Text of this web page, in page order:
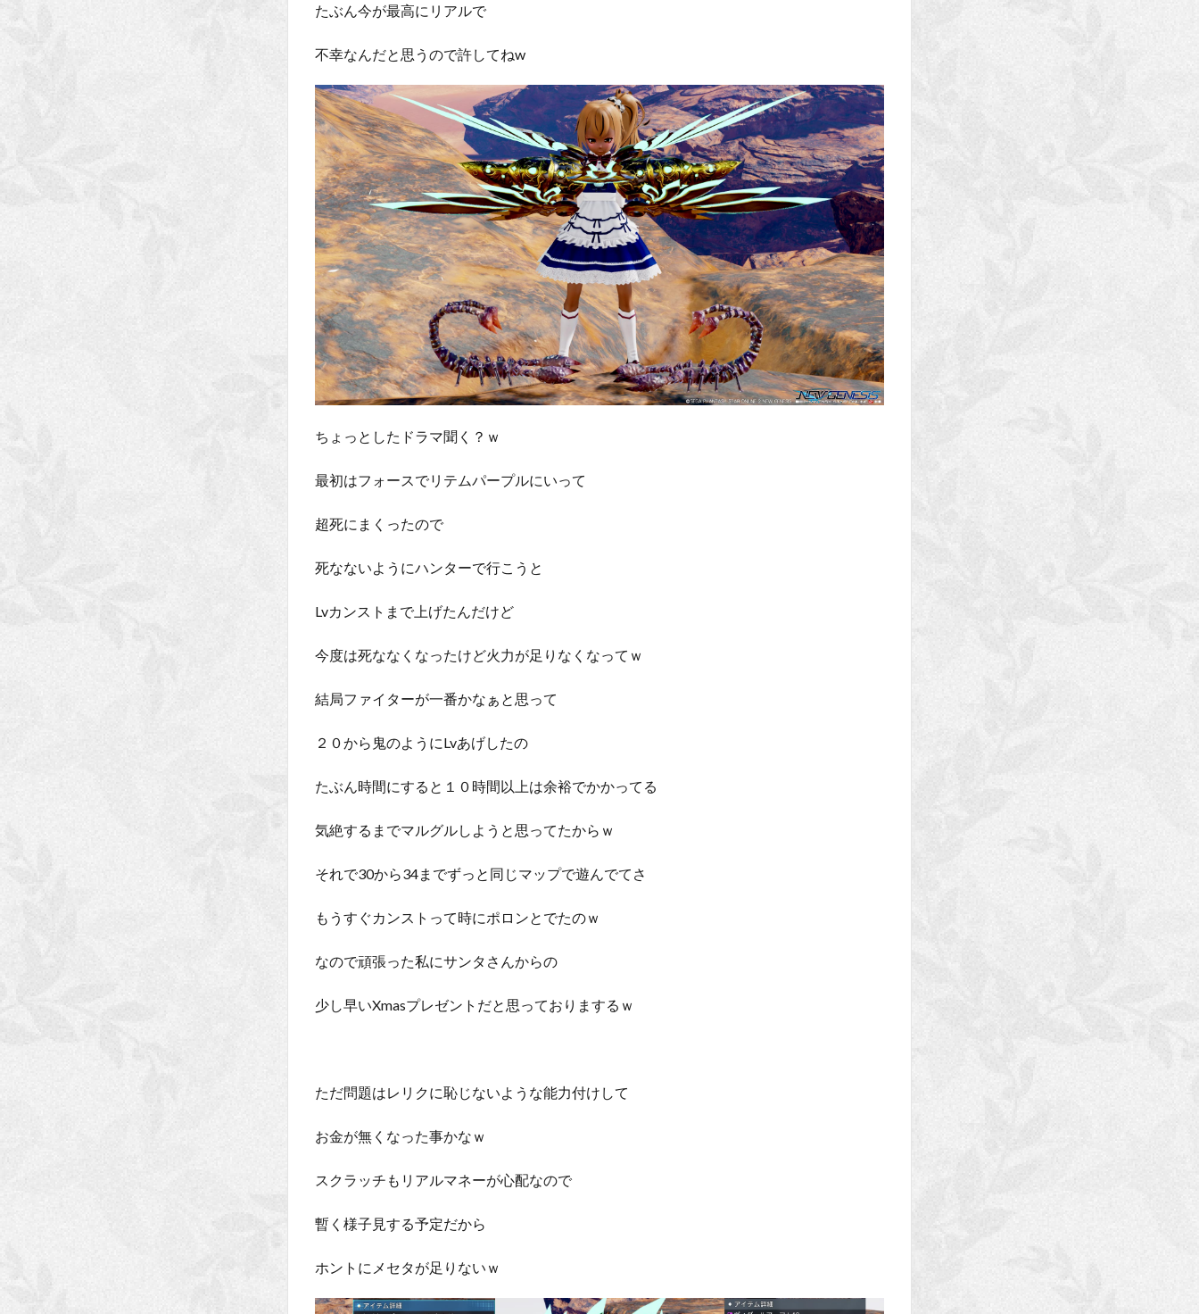
たぶん今が最高にリアルで
不幸なんだと思うので許してねw
ちょっとしたドラマ聞く？ｗ
最初はフォースでリテムパープルにいって
超死にまくったので
死なないようにハンターで行こうと
Lvカンストまで上げたんだけど
今度は死ななくなったけど火力が足りなくなってｗ
結局ファイターが一番かなぁと思って
２０から鬼のようにLvあげしたの
たぶん時間にすると１０時間以上は余裕でかかってる
気絶するまでマルグルしようと思ってたからｗ
それで30から34までずっと同じマップで遊んでてさ
もうすぐカンストって時にポロンとでたのｗ
なので頑張った私にサンタさんからの
少し早いXmasプレゼントだと思っておりまするｗ
ただ問題はレリクに恥じないような能力付けして
お金が無くなった事かなｗ
スクラッチもリアルマネーが心配なので
暫く様子見する予定だから
ホントにメセタが足りないｗ